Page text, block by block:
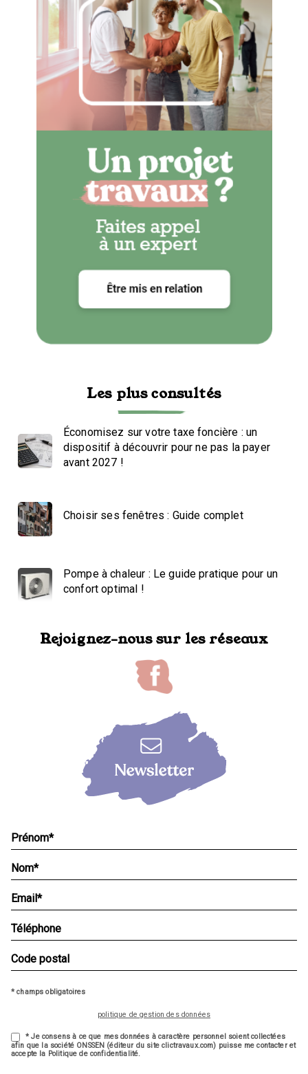
Les plus consultés
Économisez sur votre taxe foncière : un
dispositif à découvrir pour ne pas la payer
avant 2027 !
Choisir ses fenêtres : Guide complet
Pompe à chaleur : Le guide pratique pour un
confort optimal !
Rejoignez-nous sur les réseaux
* champs obligatoires
politique de gestion des données
* Je consens à ce que mes données à caractère personnel soient collectées
afin que la société ONSSEN (éditeur du site clictravaux.com) puisse me contacter et
accepte la Politique de confidentialité.